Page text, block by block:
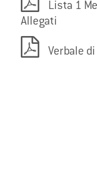
Lista 1
Allegati
Verbale di